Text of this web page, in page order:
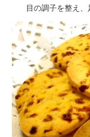
目の調子を整え